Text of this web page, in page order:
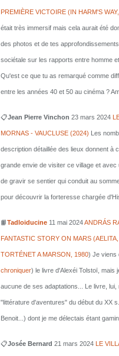
PREMIÈRE VICTOIRE (IN HARM'S
était très immersif mais cela aurait été
des photos et de tes
sociétale sur les rapports entre homme
Qu'est ce que tu as remarqué comme
entre les années 40 et 50 au cinéma ?
📋Jean Pierre Vinchon 23 mars 2024
MORNAS - VAUCLUSE (2024) Les
description détaillée des lieux donnent à
grande envie de visiter ce village et avec
de gravir se sentier qui conduit au
pour découvrir la forteresse chargée
📙Tadloiducine 11 mai 2024ANDRÁS
FANTASTIC STORY ON MARS
TORTÉNET A MARSON, 1980) Je viens
chroniquer) le livre d'Alexéi Tolstoï, mais
aucune de ses adaptations... Le livre, lui,
"littérature d'aventures" du début du XX
Benoit...) dont je me délectais étant gamin.
📋Josée Bernard 21 mars 2024 LE